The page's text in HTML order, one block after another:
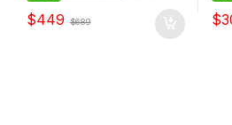
$449 $689 $